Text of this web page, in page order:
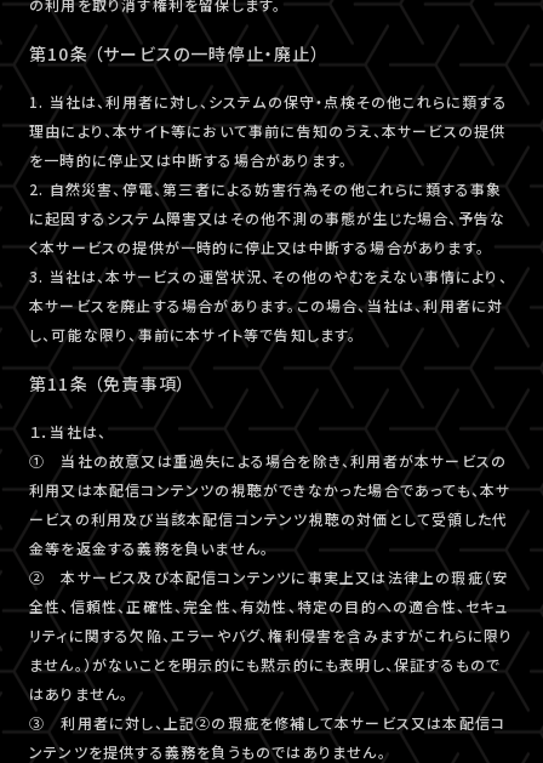
の利用を取り消す権利を留保します。
第10条 （サービスの一時停止・廃止）
1. 当社は、利用者に対し、システムの保守・点検その他これらに類する
理由により、本サイト等において事前に告知のうえ、本サービスの提供
を一時的に停止又は中断する場合があります。
2. 自然災害、停電、第三者による妨害行為その他これらに類する事象
に起因するシステム障害又はその他不測の事態が生じた場合、予告な
く本サービスの提供が一時的に停止又は中断する場合があります。
3. 当社は、本サービスの運営状況、その他のやむをえない事情により、
本サービスを廃止する場合があります。この場合、当社は、利用者に対
し、可能な限り、事前に本サイト等で告知します。
第11条 （免責事項）
１．当社は、
① 当社の故意又は重過失による場合を除き、利用者が本サービスの
利用又は本配信コンテンツの視聴ができなかった場合であっても、本サ
ービスの利用及び当該本配信コンテンツ視聴の対価として受領した代
金等を返金する義務を負いません。
② 本サービス及び本配信コンテンツに事実上又は法律上の瑕疵（安
全性、信頼性、正確性、完全性、有効性、特定の目的への適合性、セキュ
リティに関する欠陥、エラーやバグ、権利侵害を含みますがこれらに限り
ません。）がないことを明示的にも黙示的にも表明し、保証するもので
はありません。
③ 利用者に対し、上記②の瑕疵を修補して本サービス又は本配信コ
ンテンツを提供する義務を負うものではありません。